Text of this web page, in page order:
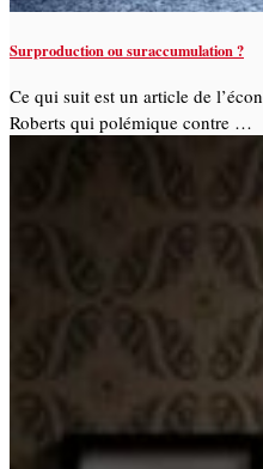
Surproduction ou suraccumulation ?
Ce qui suit est un article de
Roberts qui polémique contre …